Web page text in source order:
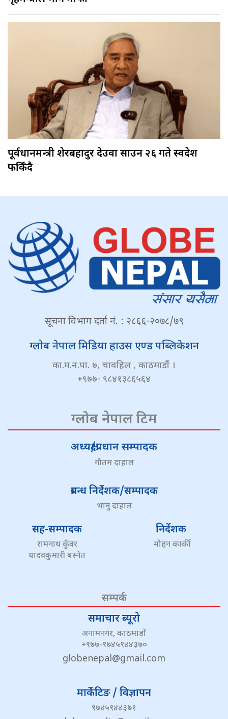
पूर्वप्रधानमन्त्री शेरबहादुर देउवा साउन २६ गते स्वदेश
फर्किँदै
सूचना विभाग दर्ता नं. : २८६६-२०७८/७९
ग्लोब नेपाल मिडिया हाउस एण्ड पब्लिकेशन
का.म.न.पा. ७, चावहिल , काठमाडौं ।
+९७७- ९८४१३८६५६४
ग्लोब नेपाल टिम
अध्यक्ष/प्रधान सम्पादक
गौतम दाहाल
प्रबन्ध निर्देशक/सम्पादक
भानु दाहाल
सह-सम्पादक
रामनाथ कुँवर
यादवकुमारी बस्नेत
निर्देशक
मोहन कार्की
सम्पर्क
समाचार ब्यूरो
अनामनगर, काठमाडौं
+९७७-९७४५९४४३७०
globenepal@gmail.com
मार्केटिङ / विज्ञापन
९७४५९४४३७१